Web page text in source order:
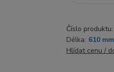
Číslo produktu:
Délka: 610 mm
Hlídat cenu /